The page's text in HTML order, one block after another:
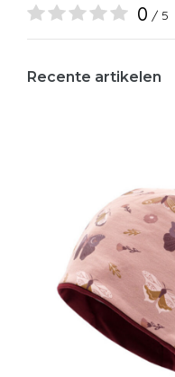
0 / 5
Recente artikelen